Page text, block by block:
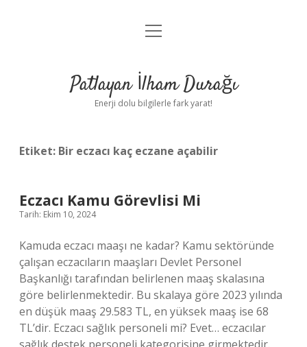
Anasayfa
Yasal Uyarı
menüyü
Patlayan İlham Durağı
Enerji dolu bilgilerle fark yarat!
Etiket: Bir eczacı kaç eczane açabilir
Eczacı Kamu Görevlisi Mi
Tarih: Ekim 10, 2024
Kamuda eczacı maaşı ne kadar? Kamu sektöründe
çalışan eczacıların maaşları Devlet Personel
Başkanlığı tarafından belirlenen maaş skalasına
göre belirlenmektedir. Bu skalaya göre 2023 yılında
en düşük maaş 29.583 TL, en yüksek maaş ise 68
TL’dir. Eczacı sağlık personeli mi? Evet… eczacılar